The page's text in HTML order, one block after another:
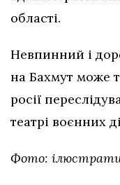
області.
Невпинний і
на Бахмут може
росії
театрі воєнних
Фото: